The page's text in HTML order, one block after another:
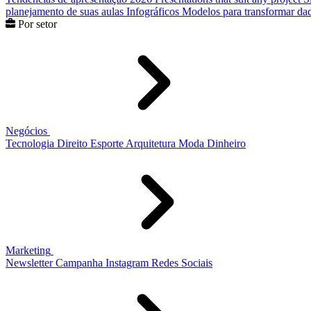
planejamento de suas aulas Infográficos Modelos para transformar
Por setor
Negócios
Tecnologia Direito Esporte Arquitetura Moda Dinheiro
Marketing
Newsletter Campanha Instagram Redes Sociais